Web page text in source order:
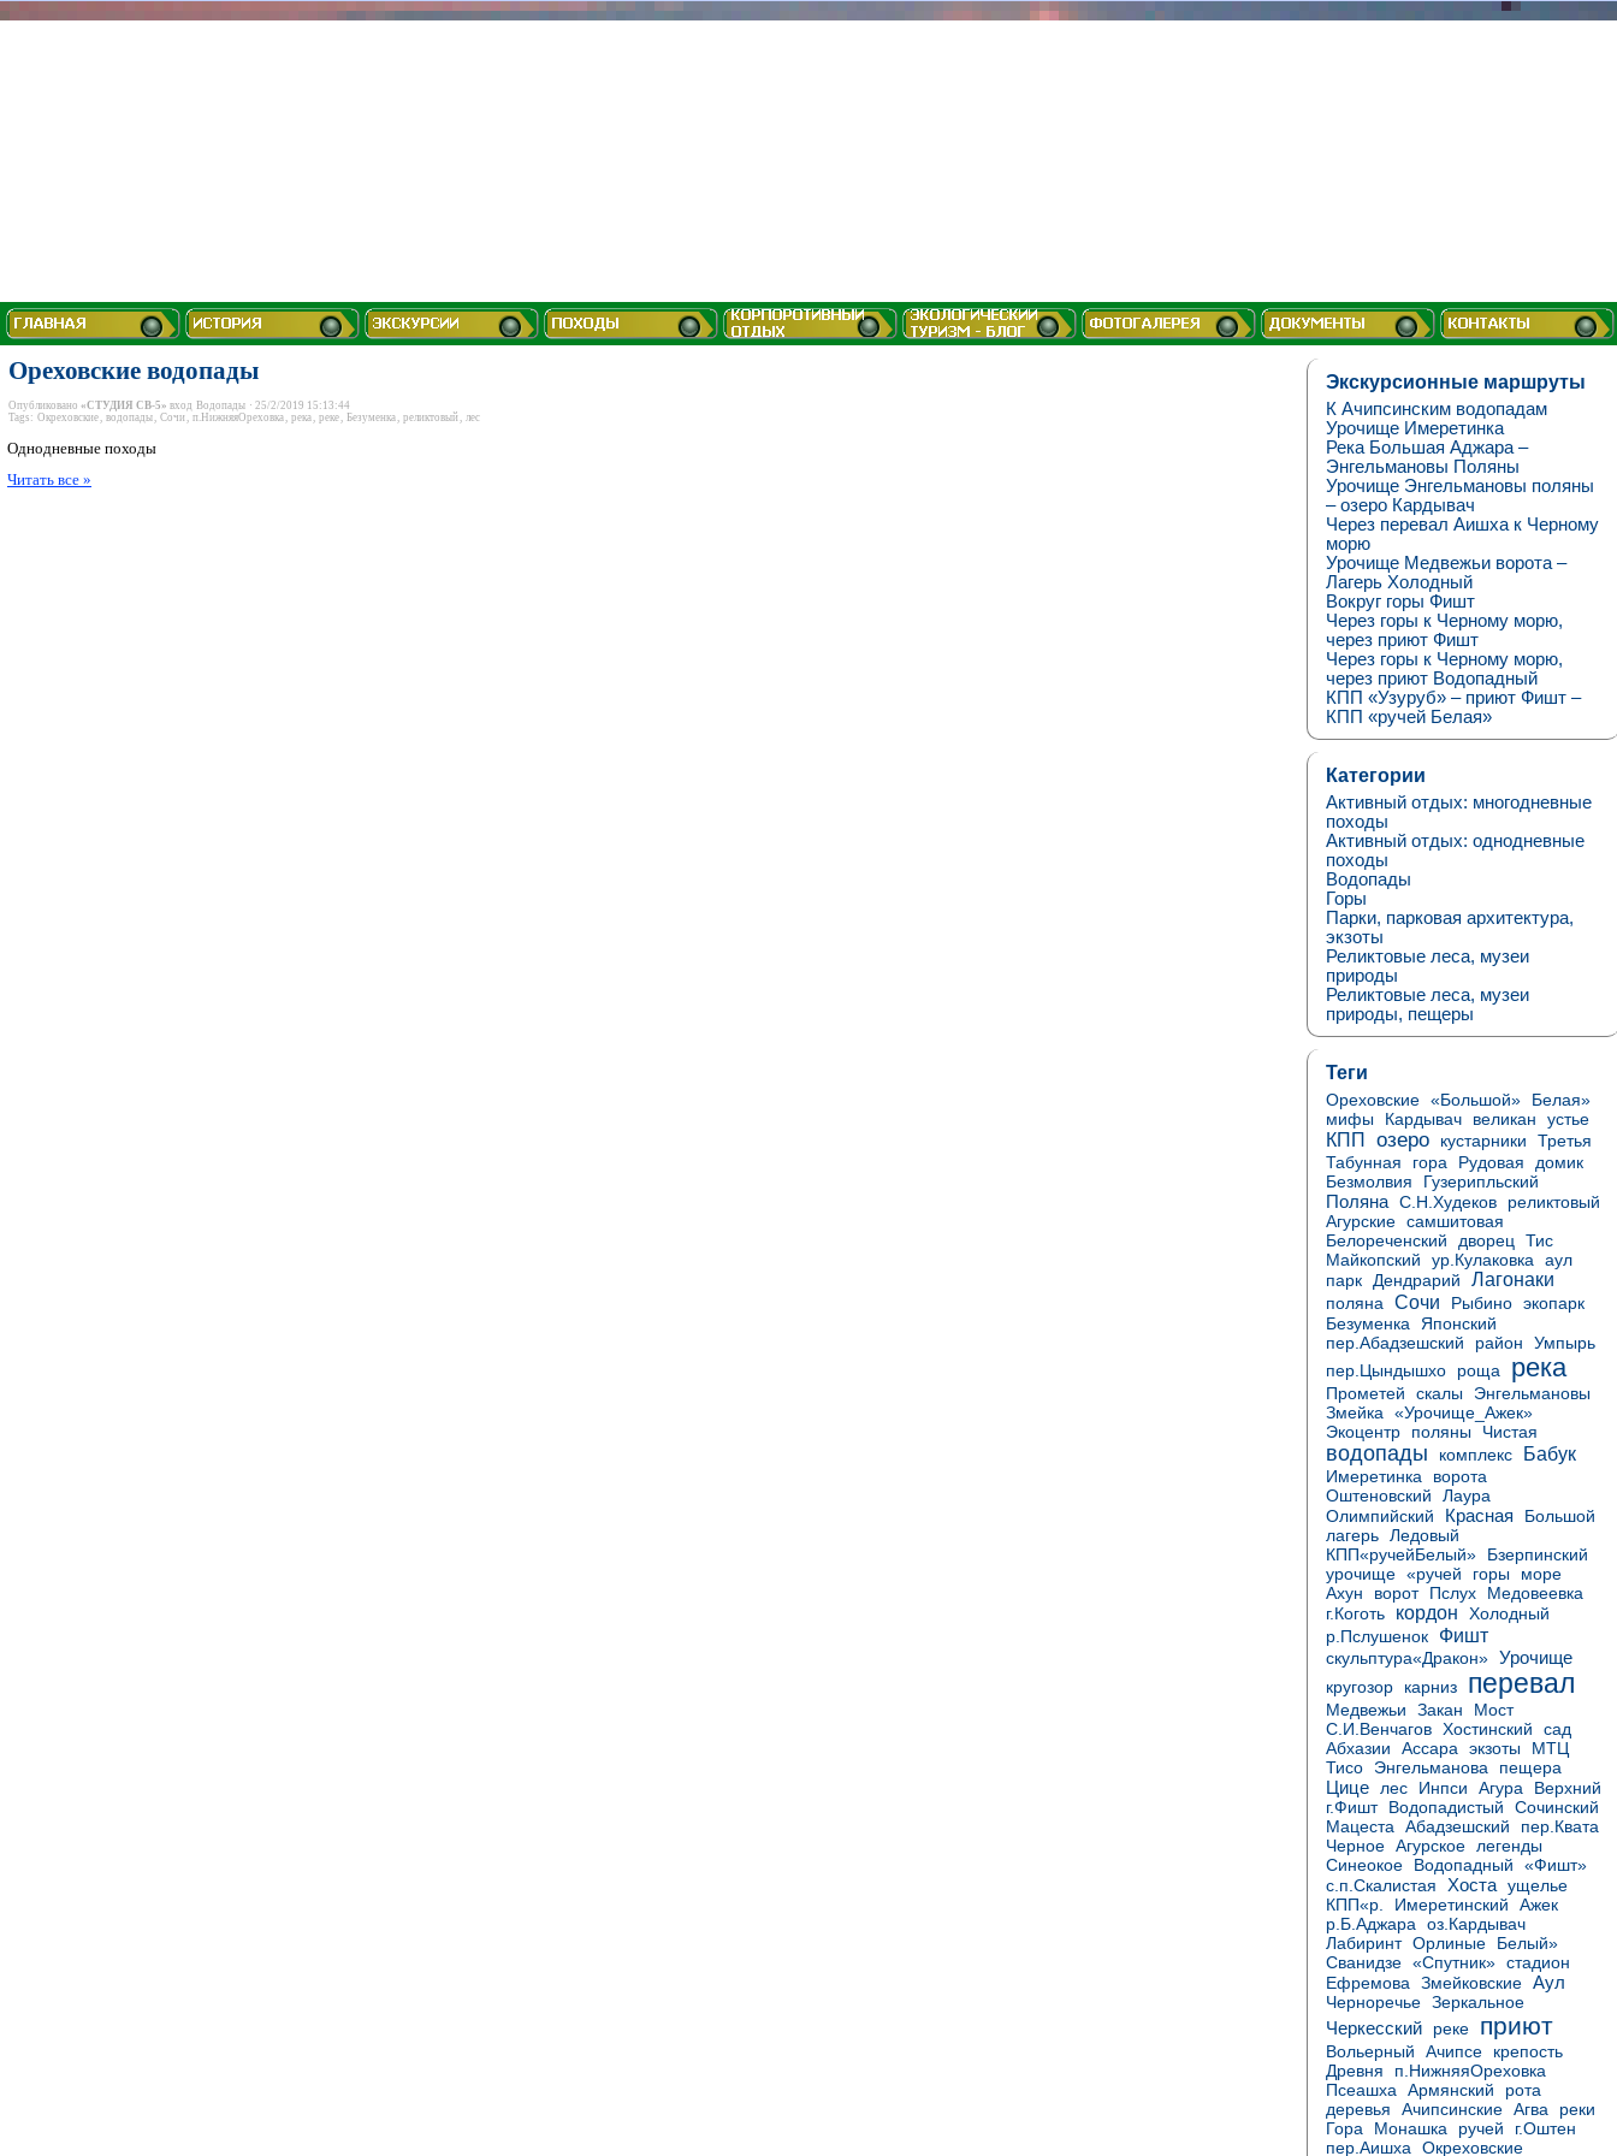
Ореховские водопады
Опубликовано «СТУДИЯ СВ-5» вход Водопады · 25/2/2019 15:13:44
Tags: Окреховские, водопады, Сочи, п.НижняяОреховка, река, реке, Безуменка, реликтовый, лес
Однодневные походы
Читать все »
Экскурсионные маршруты
К Ачипсинским водопадам
Урочище Имеретинка
Река Большая Аджара –
Энгельмановы Поляны
Урочище Энгельмановы поляны
– озеро Кардывач
Через перевал Аишха к Черному
морю
Урочище Медвежьи ворота –
Лагерь Холодный
Вокруг горы Фишт
Через горы к Черному морю,
через приют Фишт
Через горы к Черному морю,
через приют Водопадный
КПП «Узуруб» – приют Фишт –
КПП «ручей Белая»
Категории
Активный отдых: многодневные
походы
Активный отдых: однодневные
походы
Водопады
Горы
Парки, парковая архитектура,
экзоты
Реликтовые леса, музеи
природы
Реликтовые леса, музеи
природы, пещеры
Теги
Ореховские «Большой»
Белая»
мифы
Кардывач великан устье
КПП озеро кустарники
Третья
Табунная
гора Рудовая домик
Безмолвия Гузерипльский
Поляна С.Н.Худеков реликтовый
Агурские самшитовая
Белореченский
дворец Тис
Майкопский ур.Кулаковка аул
парк Дендрарий Лагонаки
поляна Сочи Рыбино экопарк
Безуменка Японский
пер.Абадзешский
район
Умпырь
пер.Цындышхо
роща река
Прометей скалы
Энгельмановы
Змейка «Урочище_Ажек»
Экоцентр
поляны Чистая
водопады комплекс Бабук
Имеретинка
ворота
Оштеновский
Лаура
Олимпийский
Красная
Большой
лагерь Ледовый
КПП«ручейБелый»
Бзерпинский
урочище «ручей горы море
Ахун ворот Пслух
Медовеевка
г.Коготь
кордон
Холодный
р.Пслушенок
Фишт
скульптура«Дракон» Урочище
кругозор карниз перевал
Медвежьи Закан
Мост
С.И.Венчагов Хостинский
сад
Абхазии
Ассара экзоты
МТЦ
Тисо
Энгельманова пещера
Цице лес Инпси Агура
Верхний
г.Фишт
Водопадистый
Сочинский
Мацеста Абадзешский пер.Квата
Черное Агурское легенды
Синеокое
Водопадный
«Фишт»
с.п.Скалистая
Хоста ущелье
КПП«р.
Имеретинский
Ажек
р.Б.Аджара оз.Кардывач
Лабиринт Орлиные
Белый»
Сванидзе «Спутник» стадион
Ефремова Змейковские Аул
Черноречье Зеркальное
Черкесский реке приют
Вольерный Ачипсе
крепость
Древня
п.НижняяОреховка
Псеашха Армянский
рота
деревья
Ачипсинские Агва
реки
Гора
Монашка ручей
г.Оштен
пер.Аишха Окреховские